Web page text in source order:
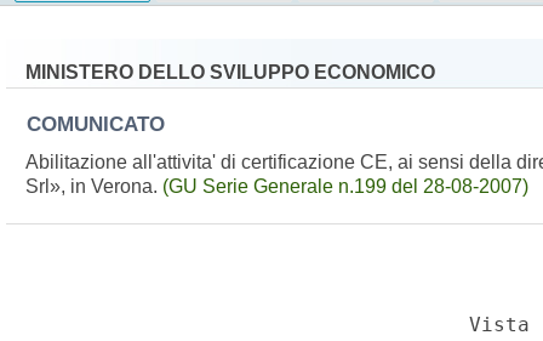
MINISTERO DELLO SVILUPPO ECONOMICO
COMUNICATO
Abilitazione all'attivita' di certificazione CE, ai sensi della
Srl», in Verona. (GU Serie Generale n.199 del 28-08-2007)